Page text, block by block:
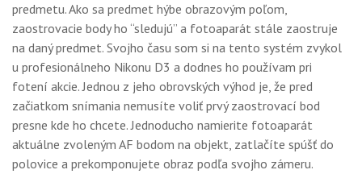
predmetu. Ako sa predmet hýbe obrazovým poľom,
zaostrovacie body ho “sledujú” a fotoaparát stále zaostruje
na daný predmet. Svojho času som si na tento systém zvykol
u profesionálneho Nikonu D3 a dodnes ho používam pri
fotení akcie. Jednou z jeho obrovských výhod je, že pred
začiatkom snímania nemusíte voliť prvý zaostrovací bod
presne kde ho chcete. Jednoducho namierite fotoaparát
aktuálne zvoleným AF bodom na objekt, zatlačíte spúšť do
polovice a prekomponujete obraz podľa svojho zámeru.